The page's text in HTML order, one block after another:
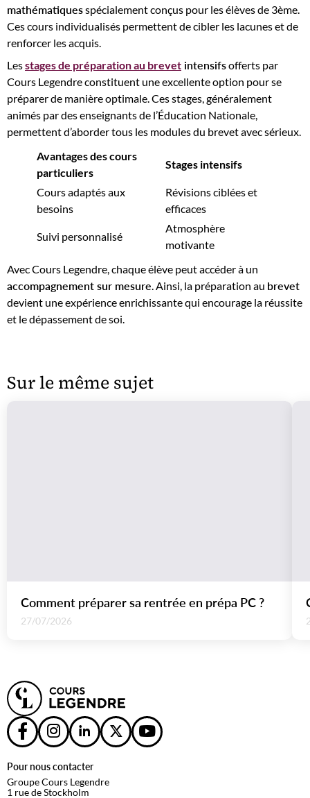
mathématiquesspécialement conçus pour les élèves de 3ème.
Ces cours individualisés permettent de cibler les lacunes et de
renforcer les acquis.
Lesstages de préparation au brevet intensifsofferts par
Cours Legendre constituent une excellente option pour se
préparer de manière optimale. Ces stages, généralement
animés par des enseignants de l’Éducation Nationale,
permettent d’aborder tous les modules du brevet avec sérieux.
Avantages des cours
particuliers
Stages intensifs
Cours adaptés aux
besoins
Révisions ciblées et
efficaces
Suivi personnalisé
Atmosphère
motivante
Avec Cours Legendre, chaque élève peut accéder à un
accompagnement sur mesure . Ainsi, la préparation au brevet
devient une expérience enrichissante qui encourage la réussite
et le dépassement de soi.
Sur le même sujet
Comment préparer sa rentrée en prépa PC ?
27/07/2026
Pour nous contacter
Groupe Cours Legendre
1 rue de Stockholm